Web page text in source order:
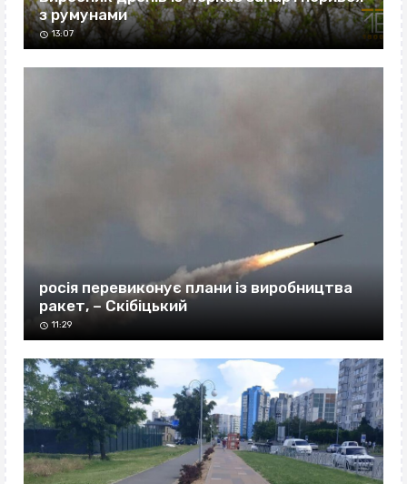
з румунами
13:07
росія перевиконує плани із виробництва
ракет, – Скібіцький
11:29